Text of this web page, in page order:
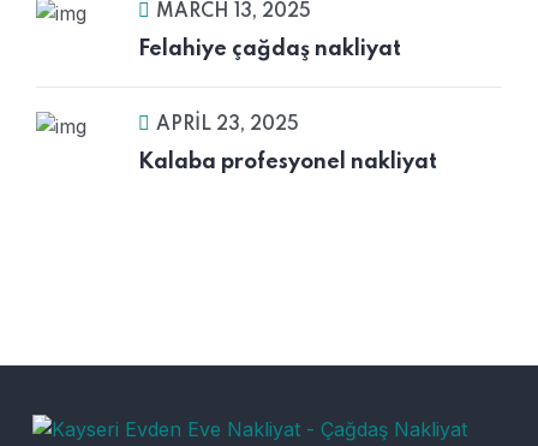
MARCH 13, 2025
Felahiye çağdaş nakliyat
APRIL 23, 2025
Kalaba profesyonel nakliyat